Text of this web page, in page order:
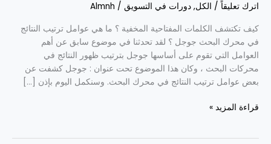
اترك تعليقاً / الكل, دورات في التسويق /
Almnh
كيف تكتشف الكلمات المفتاحية المخفية ؟ ما هي عوامل ترتيب النتائج
في محرك البحث جوجل ؟ لقد تحدثنا في موضوع سابق عن أهم
العوامل التي تقوم على أساسها جوجل بترتيب ظهور النتائج في
محركات البحث ، وكان هذا الموضوع تحت عنوان : جوجل كشفت عن
بعض عوامل ترتيب النتائج في محرك البحث. وسنكمل اليوم بإذن […]
قراءة المزيد »